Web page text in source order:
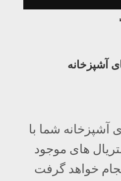
آشپزخانه
شما با
های موجود
خواهد گرفت